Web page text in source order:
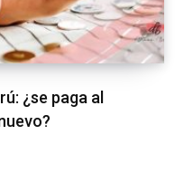
¿se paga al